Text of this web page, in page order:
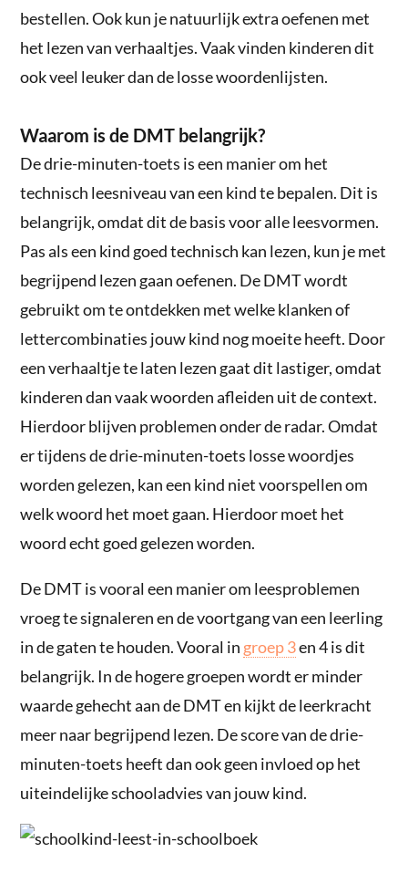
bestellen. Ook kun je natuurlijk extra oefenen met
het lezen van verhaaltjes. Vaak vinden kinderen dit
ook veel leuker dan de losse woordenlijsten.
Waarom is de DMT belangrijk?
De drie-minuten-toets is een manier om het
technisch leesniveau van een kind te bepalen. Dit is
belangrijk, omdat dit de basis voor alle leesvormen.
Pas als een kind goed technisch kan lezen, kun je met
begrijpend lezen gaan oefenen. De DMT wordt
gebruikt om te ontdekken met welke klanken of
lettercombinaties jouw kind nog moeite heeft. Door
een verhaaltje te laten lezen gaat dit lastiger, omdat
kinderen dan vaak woorden afleiden uit de context.
Hierdoor blijven problemen onder de radar. Omdat
er tijdens de drie-minuten-toets losse woordjes
worden gelezen, kan een kind niet voorspellen om
welk woord het moet gaan. Hierdoor moet het
woord echt goed gelezen worden.
De DMT is vooral een manier om leesproblemen
vroeg te signaleren en de voortgang van een leerling
in de gaten te houden. Vooral in groep 3en 4 is dit
belangrijk. In de hogere groepen wordt er minder
waarde gehecht aan de DMT en kijkt de leerkracht
meer naar begrijpend lezen. De score van de drie-
minuten-toets heeft dan ook geen invloed op het
uiteindelijke schooladvies van jouw kind.